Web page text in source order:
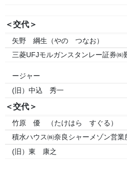
＜交代＞
矢野 綱生（やの つなお）
三菱UFJモルガンスタンレー証券㈱
ージャー
(旧）中込 秀一
＜交代＞
竹原 優 （たけはら すぐる）
積水ハウス㈱奈良シャーメゾン営業
(旧）東 康之